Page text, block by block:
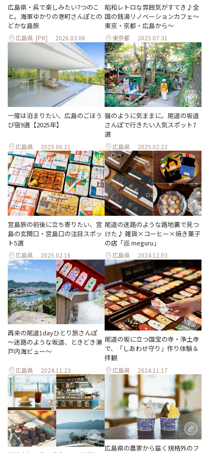
広島県・呉で楽しみたい7つのこ
と。海軍ゆかりの港町さんぽとの
どかな島旅
広島県 [PR] 2026.03.06
昭和レトロな雰囲気がすてき♪全
国の銭湯リノベーションカフェ〜
東京・京都・広島から〜
東京都 2025.07.31
一度は泊まりたい、広島のごほう
び宿9選【2025年】
広島県 2025.06.21
猫のように気ままに。尾道の坂道
さんぽで行きたい人気スポット7
選
広島県 2025.02.22
宮島旅の前後に立ち寄りたい、宮
島の玄関口・宮島口の注目スポッ
ト5選
広島県 2025.02.16
尾道の迷路のような路地裏で見つ
けた♪ 雑貨×コーヒー×焼き菓子
の店「巡 meguru」
広島県 2024.12.03
再来の尾道1dayひとり旅さんぽ
～迷路のような坂道、ときどき瀬
戸内海ビュー～
広島県 2024.11.23
尾道の坂に立つ国宝の寺・浄土寺
で、「しあわせ守り」作り体験＆
拝観
広島県 2024.11.17
広島県の農家から届く規格外のフ